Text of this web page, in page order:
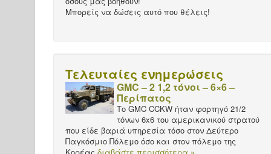
Μπορείς να δώσεις αυτό που θέλεις!
Τελευταίες ενημερώσεις
GMC – 2 1,2 τόνοι – 6×6 –
Περίπατος
Το GMC CCKW ήταν φορτηγό 21/2
τόνων 6x6 του αμερικανικού στρατού
που είδε βαριά υπηρεσία τόσο στον Δεύτερο
Παγκόσμιο Πόλεμο όσο και στον πόλεμο της